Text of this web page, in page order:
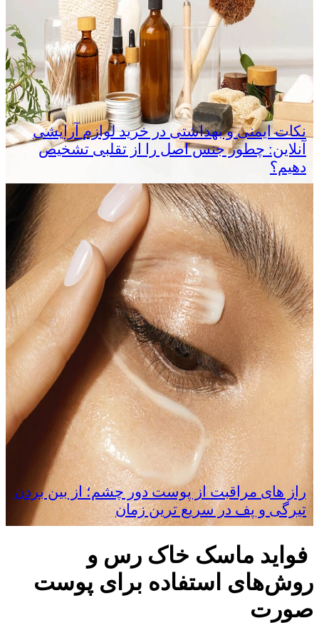
نکات ایمنی و بهداشتی در خرید لوازم آرایشی
آنلاین: چطور جنس اصل را از تقلبی تشخیص
دهیم؟
راز های مراقبت از پوست دور چشم؛ از بین بردن
تیرگی و پف در سریع‌ ترین زمان
فواید ماسک خاک رس و
روش‌های استفاده برای پوست
صورت